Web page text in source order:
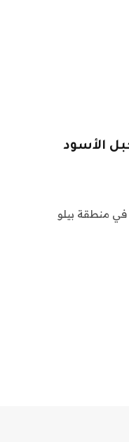
الجبل الأسود
اليوم، 400 سلة غذائية في منطقة بيلو